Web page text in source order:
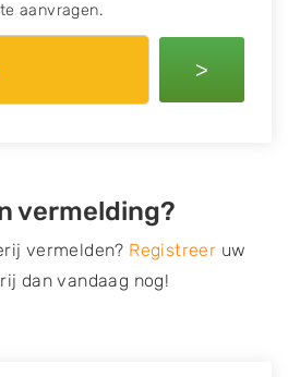
aanvragen.
>
vermelding?
vermelden? Registreer uw
dan vandaag nog!